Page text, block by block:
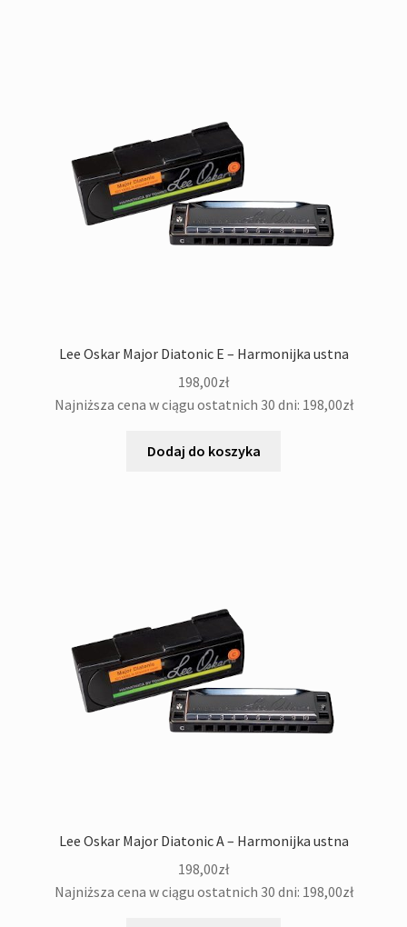
Lee Oskar Major Diatonic E – Harmonijka ustna
198,00zł
Najniższa cena w ciągu ostatnich 30 dni: 198,00zł
Dodaj do koszyka
Lee Oskar Major Diatonic A – Harmonijka ustna
198,00zł
Najniższa cena w ciągu ostatnich 30 dni: 198,00zł